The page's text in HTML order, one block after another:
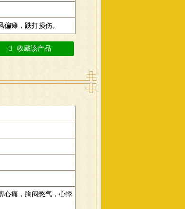
瘫，跌打损伤。
收藏该产品
心痛，胸闷憋气，心悸